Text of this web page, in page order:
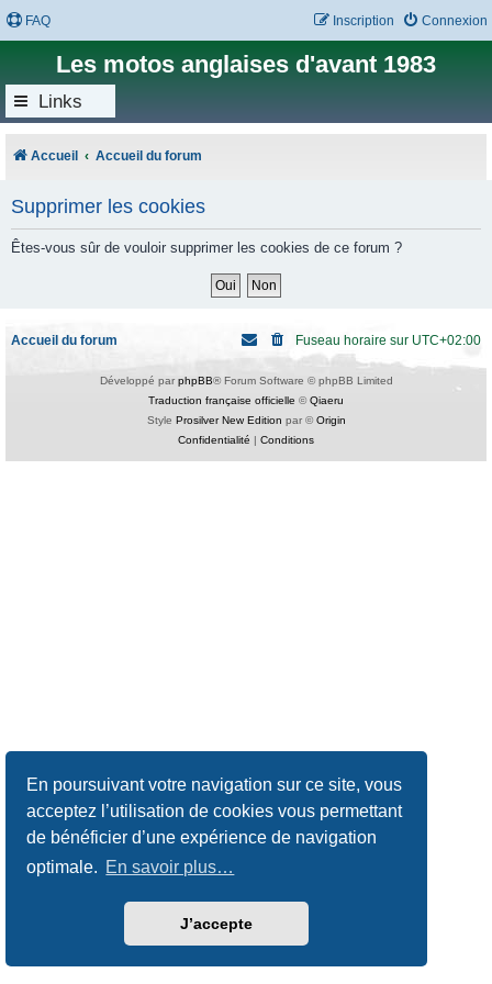
En poursuivant votre navigation sur ce site, vous
acceptez l’utilisation de cookies vous permettant
de bénéficier d’une expérience de navigation
optimale. En savoir plus…
J’accepte
FAQ Connexion
Inscription
Les motos anglaises d'avant 1983
Links
Accueil Accueil du forum
Supprimer les cookies
Êtes-vous sûr de vouloir supprimer les cookies de ce forum ?
Accueil du forum Fuseau horaire sur UTC+02:00
Développé par phpBB® Forum Software © phpBB Limited
Traduction française officielle ©Qiaeru
Style Prosilver New Edition par ©Origin
Confidentialité | Conditions